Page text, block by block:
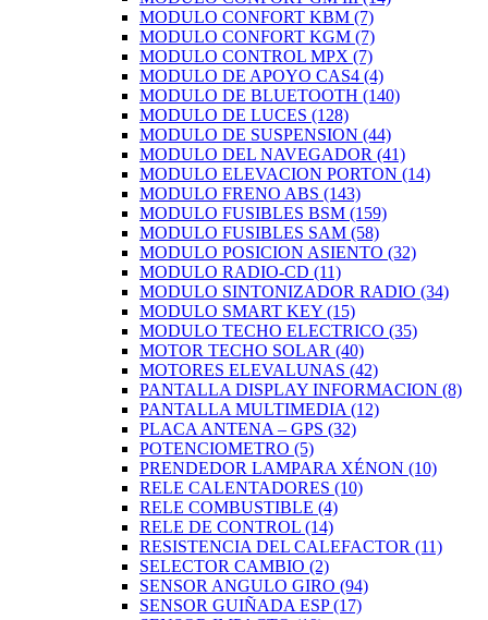
MODULO CONFORT KBM (7)
MODULO CONFORT KGM (7)
MODULO CONTROL MPX (7)
MODULO DE APOYO CAS4 (4)
MODULO DE BLUETOOTH (140)
MODULO DE LUCES (128)
MODULO DE SUSPENSION (44)
MODULO DEL NAVEGADOR (41)
MODULO ELEVACION PORTON (14)
MODULO FRENO ABS (143)
MODULO FUSIBLES BSM (159)
MODULO FUSIBLES SAM (58)
MODULO POSICION ASIENTO (32)
MODULO RADIO-CD (11)
MODULO SINTONIZADOR RADIO (34)
MODULO SMART KEY (15)
MODULO TECHO ELECTRICO (35)
MOTOR TECHO SOLAR (40)
MOTORES ELEVALUNAS (42)
PANTALLA DISPLAY INFORMACION (8)
PANTALLA MULTIMEDIA (12)
PLACA ANTENA – GPS (32)
POTENCIOMETRO (5)
PRENDEDOR LAMPARA XÉNON (10)
RELE CALENTADORES (10)
RELE COMBUSTIBLE (4)
RELE DE CONTROL (14)
RESISTENCIA DEL CALEFACTOR (11)
SELECTOR CAMBIO (2)
SENSOR ANGULO GIRO (94)
SENSOR GUIÑADA ESP(17)